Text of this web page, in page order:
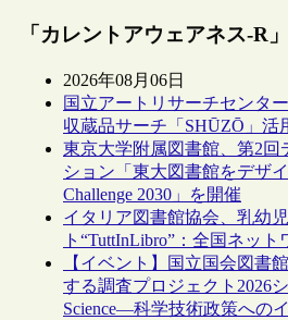
「カレントアウェアネス-R
2026年08月06日
国立アートリサーチセンタ
収蔵品サーチ「SHŪZŌ」活
東京大学附属図書館、第2回
ション「東大図書館をデザ
Challenge 2030」を開催
イタリア図書館協会、乳幼
ト“TuttInLibro”：全国ネッ
【イベント】国立国会図書
する調査プロジェクト2026
Science―科学技術政策への